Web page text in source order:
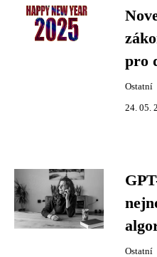
pro
Ostatní
24. 05.
Ostatní